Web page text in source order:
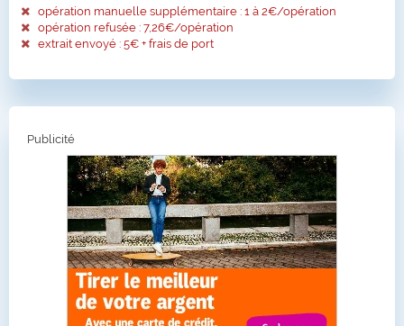
opération manuelle supplémentaire : 1 à 2€/opération
opération refusée : 7,26€/opération
extrait envoyé : 5€ + frais de port
Publicité